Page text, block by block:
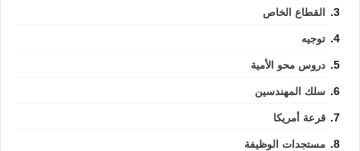
القطاع الخاص
توجيه
دروس محو الأمية
سلك المهندسين
قرعة أمريكا
مستجدات الوظيفة